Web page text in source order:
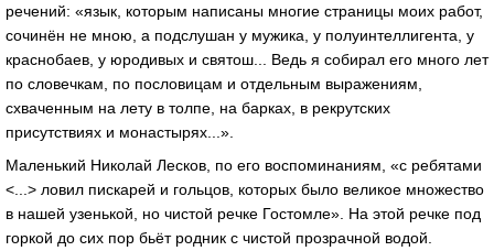
речений: «язык, которым написаны многие страницы моих работ,
сочинён не мною, а подслушан у мужика, у полуинтеллигента, у
краснобаев, у юродивых и святош... Ведь я собирал его много лет
по словечкам, по пословицам и отдельным выражениям,
схваченным на лету в толпе, на барках, в рекрутских
присутствиях и монастырях...».
Маленький Николай Лесков, по его воспоминаниям, «с ребятами
<...> ловил пискарей и гольцов, которых было великое множество
в нашей узенькой, но чистой речке Гостомле». На этой речке под
горкой до сих пор бьёт родник с чистой прозрачной водой.